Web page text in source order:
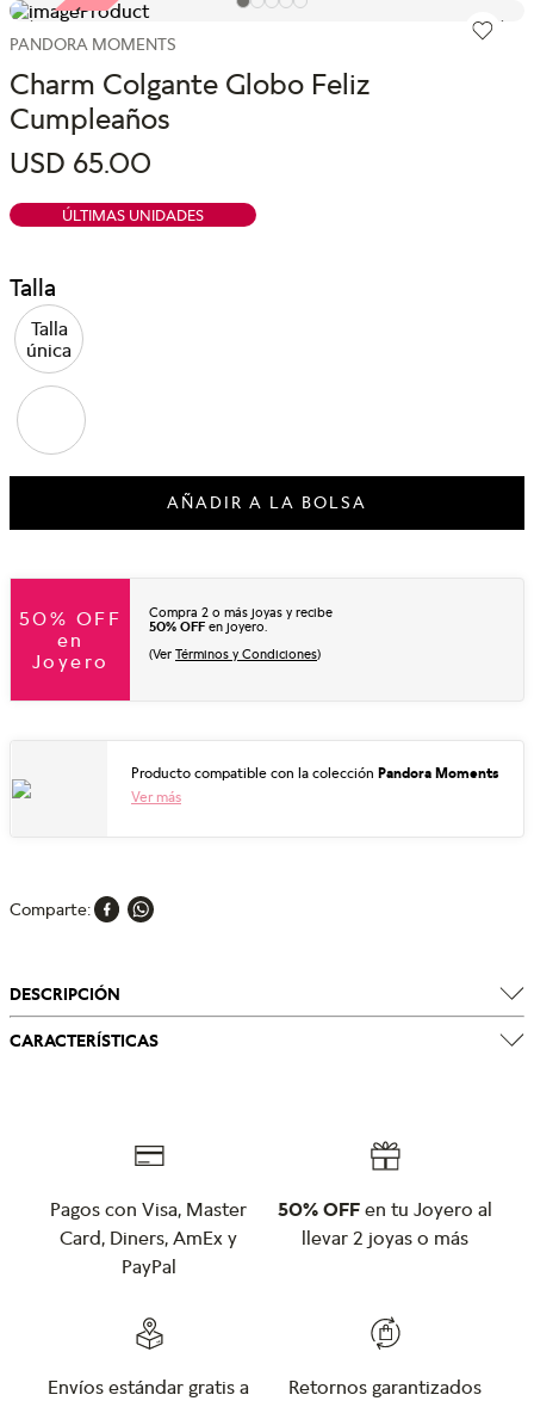
ARMA TU SET
ARMA TU SET
PANDORA MOMENTS
Charm Colgante Globo Feliz
Cumpleaños
USD 65.00
ÚLTIMAS UNIDADES
Talla
Talla
única
AÑADIR A LA BOLSA
50% OFF
en
Joyero
Compra 2 o más joyas y recibe
50% OFF en joyero.
(Ver Términos y Condiciones)
Producto compatible con la colección Pandora Moments
Ver más
Comparte
DESCRIPCIÓN
CARACTERÍSTICAS
Pagos con Visa, Master
Card, Diners, AmEx y
PayPal
50% OFF en tu Joyero al
llevar 2 joyas o más
Envíos estándar gratis a
Retornos garantizados